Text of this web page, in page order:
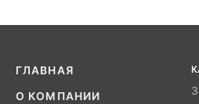
ГЛАВНАЯ
О КОМПАНИИ